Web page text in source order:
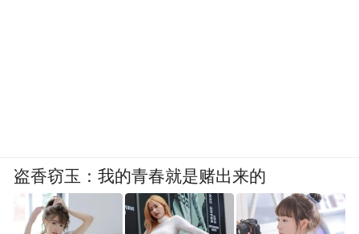
盗香窃玉：我的青春就是赌出来的